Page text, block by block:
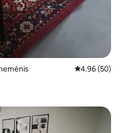
คะแนนเฉลี่ย
4.96 (50)